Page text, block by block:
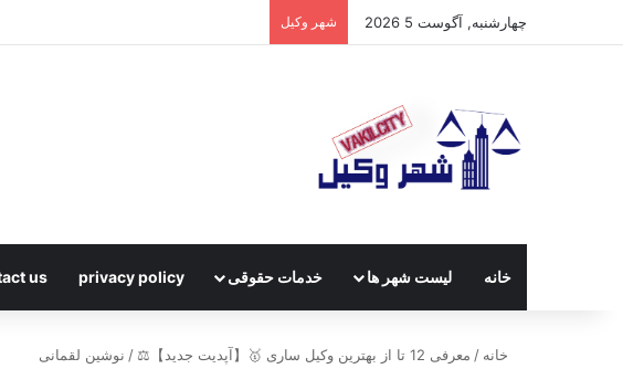
چهارشنبه, آگوست 5 2026 شهر وکیل
خانه لیست شهر ها خدمات حقوقی privacy policy
us
خانه / معرفی 12 تا از بهترین وکیل ساری 🥇【آپدیت جدید】⚖️ / نوشین لقمانی